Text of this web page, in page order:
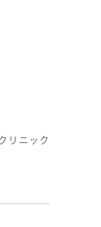
リニック